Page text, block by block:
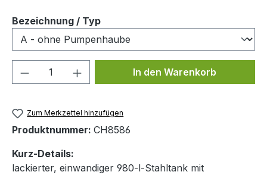
Bezeichnung / Typauswählen
Produkt Anzahl: Gib denIn den Warenkorb
Zum Merkzettel hinzufügen
Produktnummer: CH8586
Kurz-Details:
lackierter, einwandiger 980-l-Stahltank mit